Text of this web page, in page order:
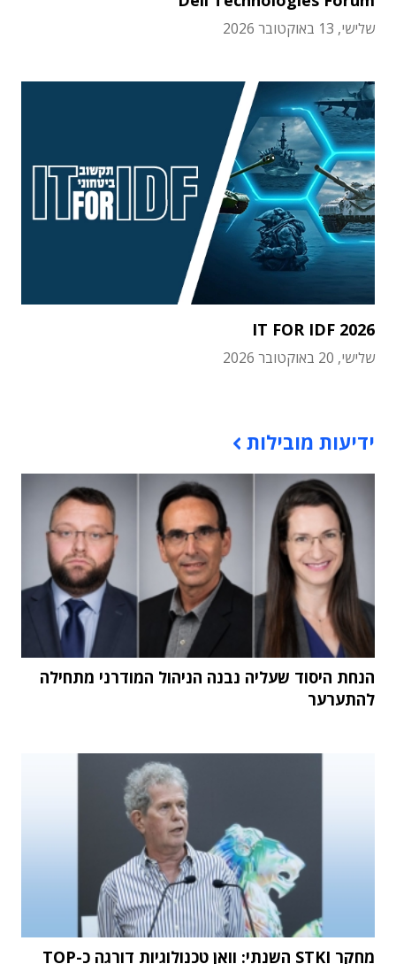
שלישי, 13 באוקטובר 2026
IT FOR IDF 2026
שלישי, 20 באוקטובר 2026
ידיעות מובילות
הנחת היסוד שעליה נבנה הניהול המודרני מתחילה
להתערער
מחקר STKI השנתי: וואן טכנולוגיות דורגה כ-TOP